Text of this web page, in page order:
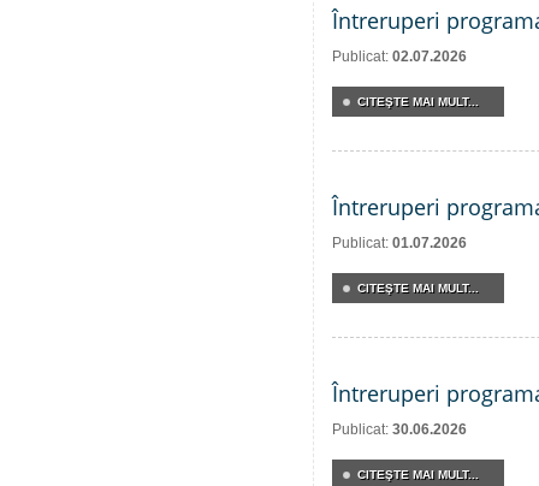
Întreruperi
Publicat: 02.07.2026
CITEŞTE MAI MULT...
Întreruperi
Publicat: 01.07.2026
CITEŞTE MAI MULT...
Întreruperi
Publicat: 30.06.2026
CITEŞTE MAI MULT...